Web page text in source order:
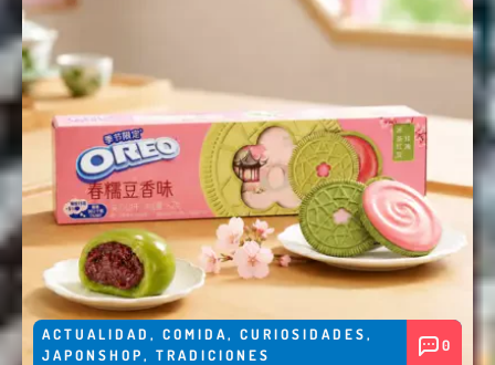
ACTUALIDAD , COMIDA, CURIOSIDADES,
JAPONSHOP, TRADICIONES
0